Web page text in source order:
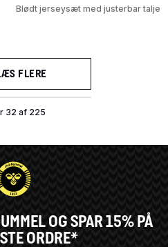
Blødt jerseysæt med justerbar talje
FLERE
32 af 225
OG SPAR 15% PÅ
ORDRE*